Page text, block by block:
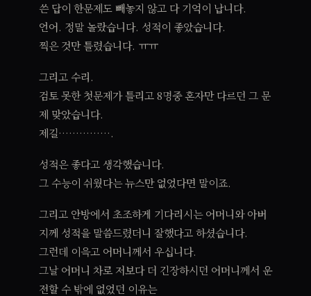
쓴 답이 한문제도 빼놓지 않고 다 기억이 납니다.
언어. 정말 놀랐습니다. 성적이 좋았습니다.
찍은 것만 틀렸습니다. ㅠㅠ
그리고 수리.
검토 못한 첫문제가 틀리고 8명중 혼자만 다르던 그 문
제 맞았습니다.
제길…………….
성적은 좋다고 생각했습니다.
그 수능이 쉬웠다는 뉴스만 없었다면 말이죠.
그리고 안방에서 초조하게 기다리시는 어머니와 아버
지께 성적을 말씀드렸더니 잘했다고 하셨습니다.
그런데 이윽고 어머니께서 우십니다.
그날 어머니 차로 저보다 더 긴장하시던 어머니께서 운
전할 수 밖에 없었던 이유는